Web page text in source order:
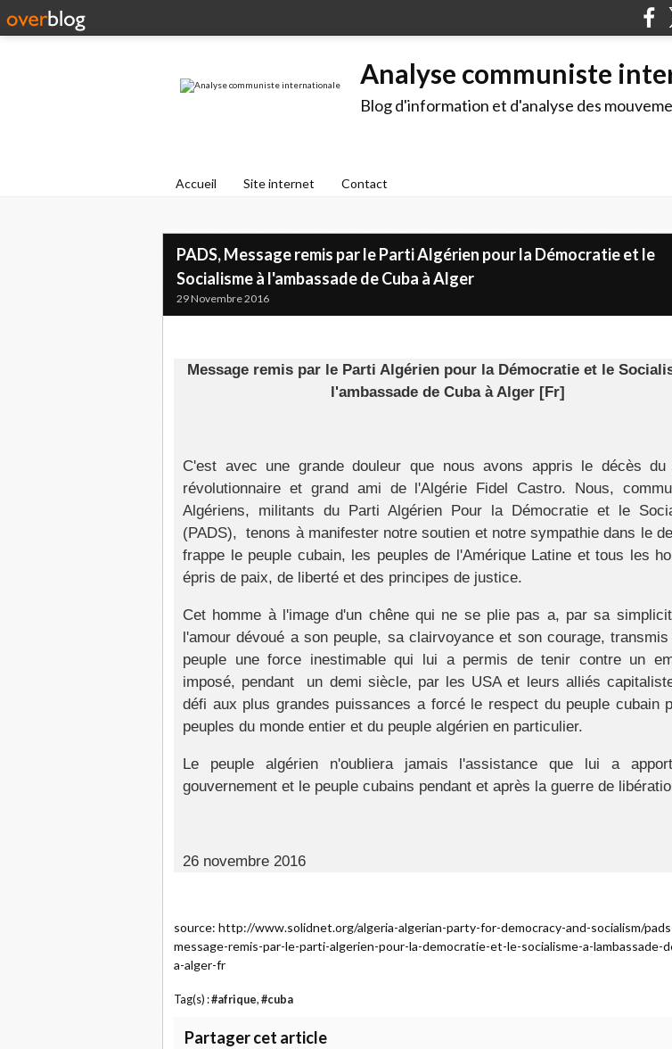
Analyse communiste
Blog d'information et d'analyse des
Accueil Site internet Contact
PADS, Message remis par le Parti Algérien pour la Démocratie et le
Socialisme à l'ambassade de Cuba à Alger
29 Novembre 2016
Message remis par le Parti Algérien pour la Démocratie et le
l'ambassade de Cuba à Alger [Fr]
C'est avec une grande douleur que nous avons appris le décès du
révolutionnaire et grand ami de l'Algérie Fidel Castro. Nous,
Algériens, militants du Parti Algérien Pour la Démocratie et le
(PADS), tenons à manifester notre soutien et notre sympathie dans le
frappe le peuple cubain, les peuples de l'Amérique Latine et tous les
épris de paix, de liberté et des principes de justice.
Cet homme à l'image d'un chêne qui ne se plie pas a, par sa
l'amour dévoué a son peuple, sa clairvoyance et son courage,
peuple une force inestimable qui lui a permis de tenir contre un
imposé, pendant un demi siècle, par les USA et leurs alliés
défi aux plus grandes puissances a forcé le respect du peuple cubain
peuples du monde entier et du peuple algérien en particulier.
Le peuple algérien n'oubliera jamais l'assistance que lui a
gouvernement et le peuple cubains pendant et après la guerre de
26 novembre 2016
source: http://www.solidnet.org/algeria-algerian-party-for-democracy-and-socialism/
message-remis-par-le-parti-algerien-pour-la-democratie-et-le-socialisme-a-lambassade-
a-alger-fr
Tag(s) :#afrique, #cuba
Partager cet article